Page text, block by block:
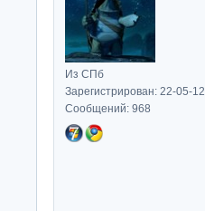
Из СПб
Зарегистрирован: 22-05-12
Сообщений: 968